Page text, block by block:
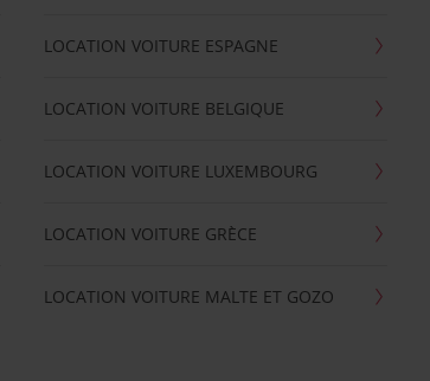
LOCATION VOITURE ESPAGNE
LOCATION VOITURE BELGIQUE
LOCATION VOITURE LUXEMBOURG
LOCATION VOITURE GRÈCE
LOCATION VOITURE MALTE ET GOZO